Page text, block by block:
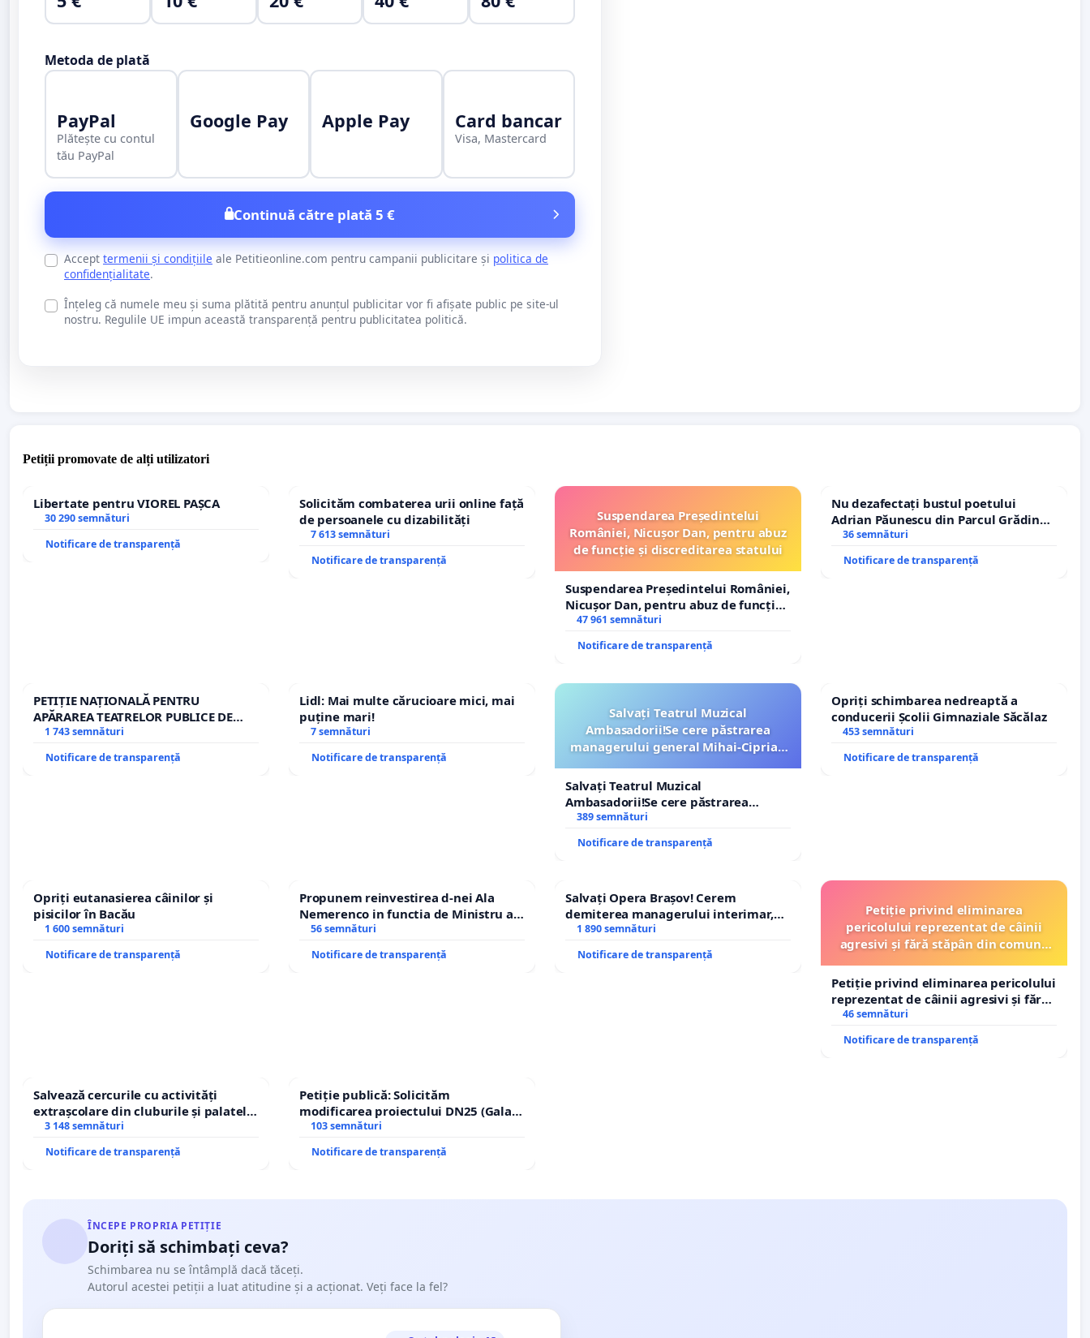
Metoda de plată
PayPal
Plătește cu contul
tău PayPal
Google Pay Apple Pay Card bancar
Visa, Mastercard
Continuă către plată 5 €
Accept termenii și condițiile ale Petitieonline.com pentru campanii publicitare și politica de
confidențialitate.
Înțeleg că numele meu și suma plătită pentru anunțul publicitar vor fi afișate public pe site-ul
nostru. Regulile UE impun această transparență pentru publicitatea politică.
Petiții promovate de alți utilizatori
Libertate pentru VIOREL PAȘCA
30 290 semnături
Notificare de transparență
Solicităm combaterea urii online față
de persoanele cu dizabilități
7 613 semnături
Notificare de transparență
Suspendarea Președintelui
României, Nicușor Dan, pentru abuz
de funcție și discreditarea statului
Suspendarea Președintelui României,
Nicușor Dan, pentru abuz de funcție
și discreditarea statului
47 961 semnături
Notificare de transparență
Nu dezafectați bustul poetului
Adrian Păunescu din Parcul Grădina
Icoanei! Stop cenzurii culturale!
36 semnături
Notificare de transparență
PETIȚIE NAȚIONALĂ PENTRU
APĂRAREA TEATRELOR PUBLICE DE
REPERTORIU DIN ROMÂNIA
1 743 semnături
Notificare de transparență
Lidl: Mai multe cărucioare mici, mai
puține mari!
7 semnături
Notificare de transparență
Salvați Teatrul Muzical
Ambasadorii!Se cere păstrarea
managerului general Mihai-Ciprian
Salvați Teatrul Muzical
Ambasadorii!Se cere păstrarea
managerului general Mihai-Ciprian
389 semnături
Notificare de transparență
Opriți schimbarea nedreaptă a
conducerii Școlii Gimnaziale Săcălaz
453 semnături
Notificare de transparență
Opriți eutanasierea câinilor și
pisicilor în Bacău
1 600 semnături
Notificare de transparență
Propunem reinvestirea d-nei Ala
Nemerenco in functia de Ministru al
Sanatatii
56 semnături
Notificare de transparență
Salvați Opera Brașov! Cerem
demiterea managerului interimar,
Petrean Lucian-Marius!
1 890 semnături
Notificare de transparență
Petiție privind eliminarea
pericolului reprezentat de câinii
agresivi și fără stăpân din comuna
Petiție privind eliminarea pericolului
reprezentat de câinii agresivi și fără
stăpân din comuna Tunari
46 semnături
Notificare de transparență
Salvează cercurile cu activități
extrașcolare din cluburile și palatele
copiilor
3 148 semnături
Notificare de transparență
Petiție publică: Solicităm
modificarea proiectului DN25 (Galați
– Hanu Conachi) prin devierea
103 semnături
Notificare de transparență
ÎNCEPE PROPRIA PETIȚIE
Doriți să schimbați ceva?
Schimbarea nu se întâmplă dacă tăceți.
Autorul acestei petiții a luat atitudine și a acționat. Veți face la fel?